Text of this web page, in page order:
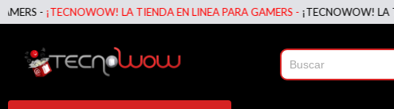
-¡TECNOWOW! LA TIENDA EN LINEA PARA GAMERS -¡TECNOWOW! LA